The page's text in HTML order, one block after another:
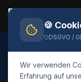
Flughafen
Flughafentransfer 24/7
🇩🇪Deutschland·
🍪
DSGVO /
Wir verwenden
Erfahrung auf